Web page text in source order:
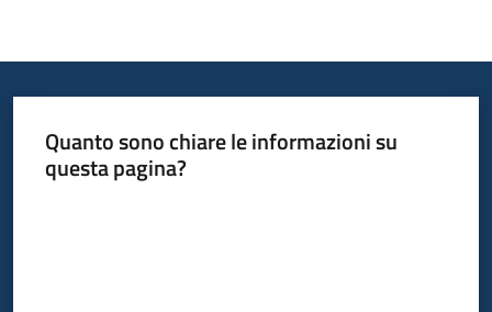
Quanto sono chiare le informazioni su
questa pagina?